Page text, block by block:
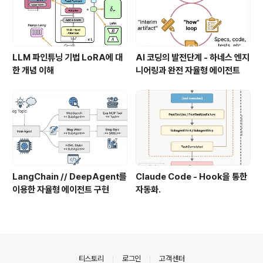
LLM 파인튜닝 기법 LoRA에 대
한 개념 이해
AI 코딩의 발전단계 - 하네스 엔지
니어링과 완전 자율형 에이전트
LangChain // DeepAgent를
이용한 자율형 에이전트 구현
Claude Code - Hook을 통한
자동화.
티스토리 로그인 고객센터